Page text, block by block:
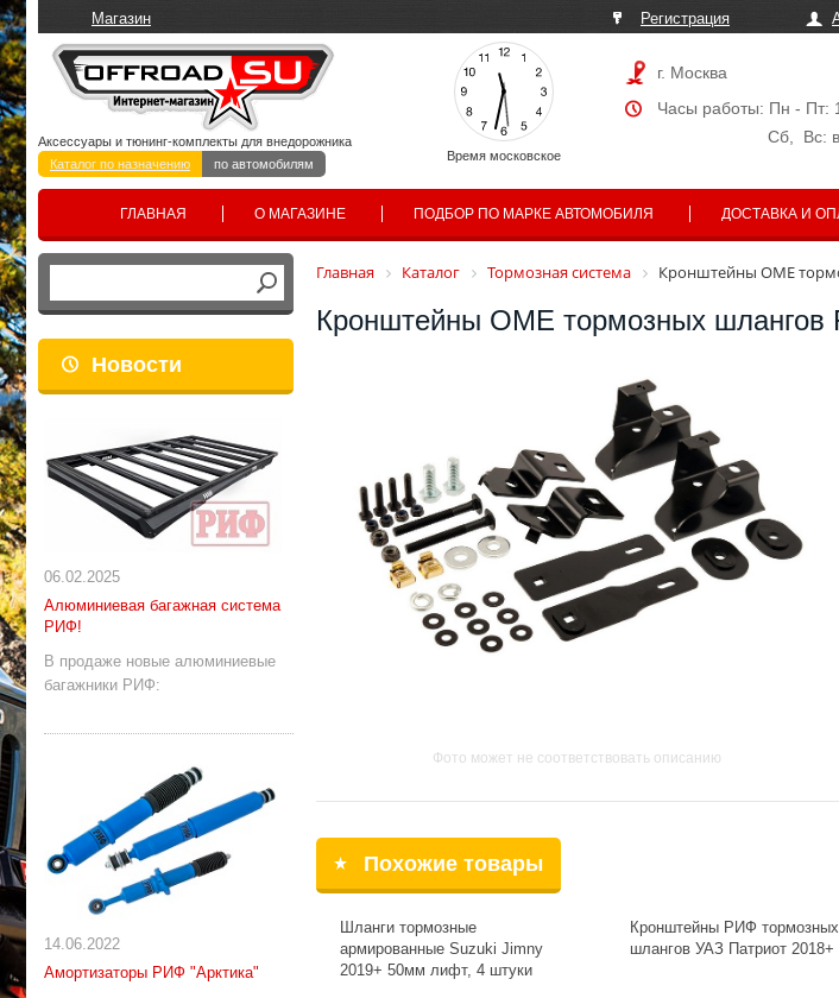
Магазин Регистрация
Время московское
Аксессуары и тюнинг-комплекты для внедорожника
Каталог по назначению
по автомобилям
г. Москва
Часы работы: Пн - Пт:
Сб, Вс:
ГЛАВНАЯ О МАГАЗИНЕ ПОДБОР ПО МАРКЕ АВТОМОБИЛЯ ДОСТАВКА И
Новости
06.02.2025
Алюминиевая багажная система
РИФ!
В продаже новые алюминиевые
багажники РИФ:
14.06.2022
Амортизаторы РИФ "Арктика"
Главная Каталог Тормозная система Кронштейны OME
Кронштейны OME тормозных шлангов
Фото может не соответствовать описанию
Похожие товары
Шланги тормозные
армированные Suzuki Jimny
2019+ 50мм лифт, 4 штуки
Кронштейны РИФ тормозных
шлангов УАЗ Патриот 2018+